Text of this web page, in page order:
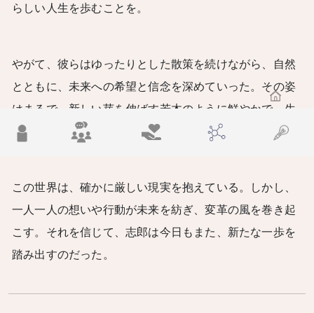
らしい人生を歩むことを。
やがて、彼らはゆったりとした散策を続けながら、自然
とともに、未来への希望と信念を深めていった。その姿
はまるで、新しい芽を伸ばす若木のように鮮やかで、生
き生きと輝いていた。
この世界は、確かに厳しい現実を抱えている。しかし、
一人一人の想いや行動が未来を紡ぎ、変革の風を巻き起
こす。それを信じて、志郎は今日もまた、新たな一歩を
踏み出すのだった。